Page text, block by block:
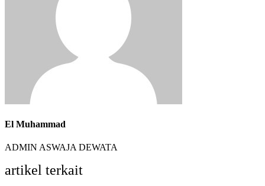
El Muhammad
ADMIN ASWAJA DEWATA
artikel terkait